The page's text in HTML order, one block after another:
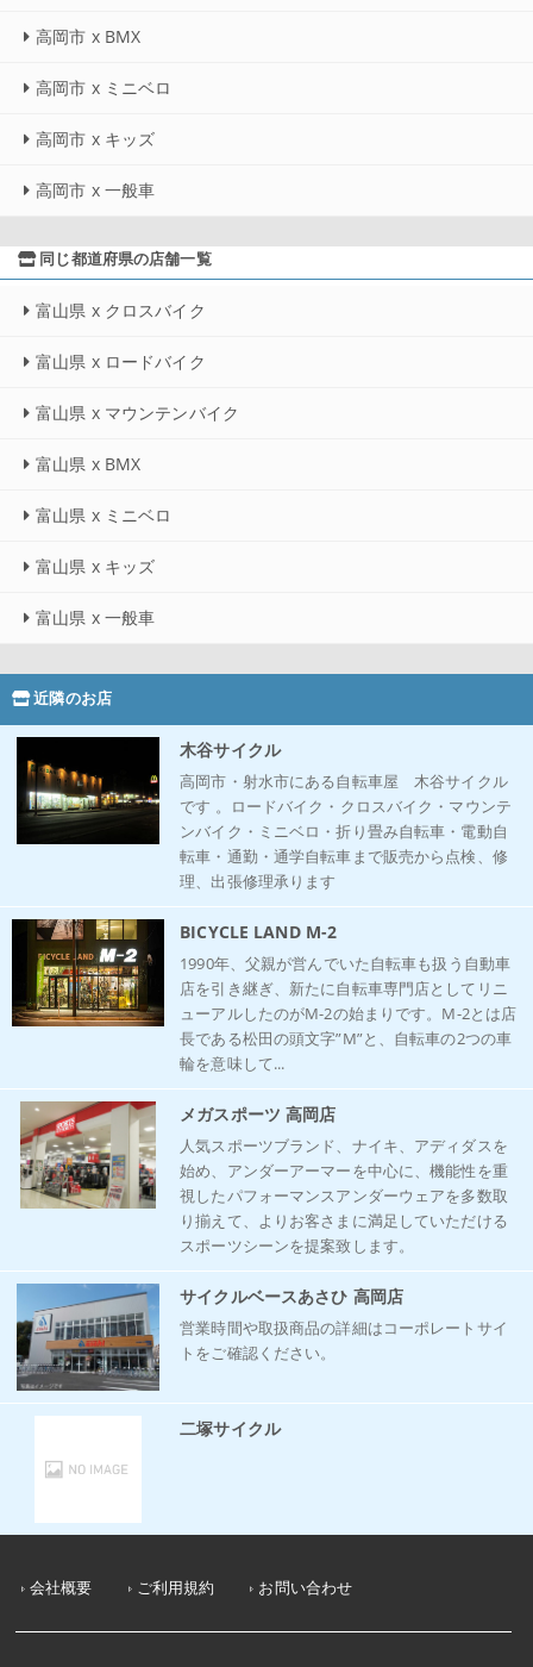
高岡市 x BMX
高岡市 x ミニベロ
高岡市 x キッズ
高岡市 x 一般車
同じ都道府県の店舗一覧
富山県 x クロスバイク
富山県 x ロードバイク
富山県 x マウンテンバイク
富山県 x BMX
富山県 x ミニベロ
富山県 x キッズ
富山県 x 一般車
近隣のお店
木谷サイクル
高岡市・射水市にある自転車屋 木谷サイクル
です 。ロードバイク・クロスバイク・マウンテ
ンバイク・ミニベロ・折り畳み自転車・電動自
転車・通勤・通学自転車まで販売から点検、修
理、出張修理承ります
BICYCLE LAND M-2
1990年、父親が営んでいた自転車も扱う自動車
店を引き継ぎ、新たに自転車専門店としてリニ
ューアルしたのがM-2の始まりです。M-2とは店
長である松田の頭文字”M”と、自転車の2つの車
輪を意味して...
メガスポーツ 高岡店
人気スポーツブランド、ナイキ、アディダスを
始め、アンダーアーマーを中心に、機能性を重
視したパフォーマンスアンダーウェアを多数取
り揃えて、よりお客さまに満足していただける
スポーツシーンを提案致します。
サイクルベースあさひ 高岡店
営業時間や取扱商品の詳細はコーポレートサイ
トをご確認ください。
二塚サイクル
会社概要 ご利用規約 お問い合わせ